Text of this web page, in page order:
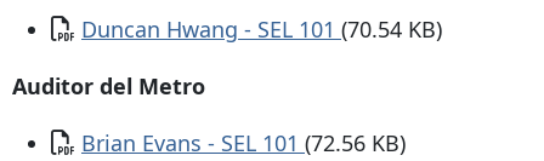
Documento
Duncan Hwang - SEL 101 (70.54 KB)
Auditor del Metro
Documento
Brian Evans - SEL 101 (72.56 KB)